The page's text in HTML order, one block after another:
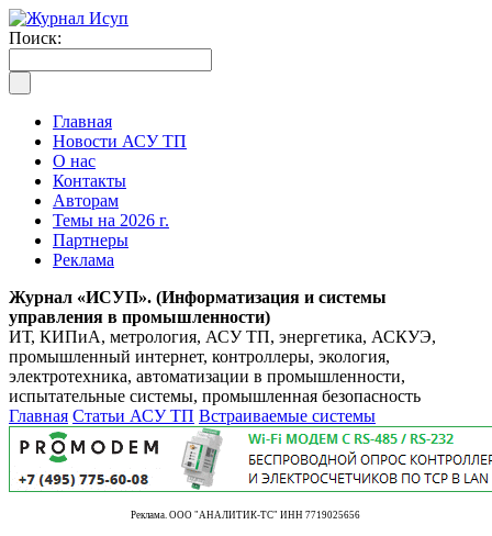
Поиск:
Главная
Новости АСУ ТП
О нас
Контакты
Авторам
Темы на 2026 г.
Партнеры
Реклама
Журнал «ИСУП». (Информатизация и системы
управления в промышленности)
ИТ, КИПиА, метрология, АСУ ТП, энергетика, АСКУЭ,
промышленный интернет, контроллеры, экология,
электротехника, автоматизации в промышленности,
испытательные системы, промышленная безопасность
Главная Статьи АСУ ТП Встраиваемые системы
Реклама. ООО "АНАЛИТИК-ТС" ИНН 7719025656